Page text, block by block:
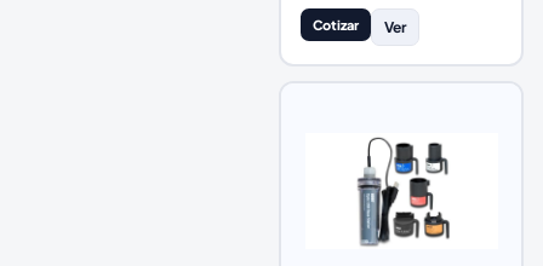
Cotizar Ver